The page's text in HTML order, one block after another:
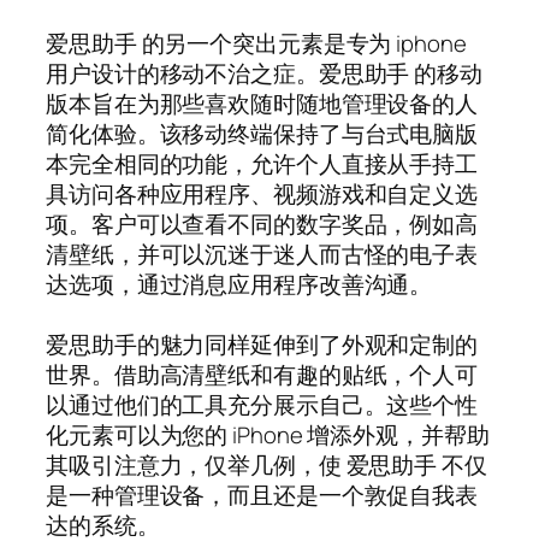
爱思助手 的另一个突出元素是专为 iphone
用户设计的移动不治之症。爱思助手 的移动
版本旨在为那些喜欢随时随地管理设备的人
简化体验。该移动终端保持了与台式电脑版
本完全相同的功能，允许个人直接从手持工
具访问各种应用程序、视频游戏和自定义选
项。客户可以查看不同的数字奖品，例如高
清壁纸，并可以沉迷于迷人而古怪的电子表
达选项，通过消息应用程序改善沟通。
爱思助手的魅力同样延伸到了外观和定制的
世界。借助高清壁纸和有趣的贴纸，个人可
以通过他们的工具充分展示自己。这些个性
化元素可以为您的 iPhone 增添外观，并帮助
其吸引注意力，仅举几例，使 爱思助手 不仅
是一种管理设备，而且还是一个敦促自我表
达的系统。